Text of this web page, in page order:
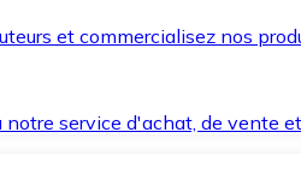
et commercialisez nos
service d'achat, de vente